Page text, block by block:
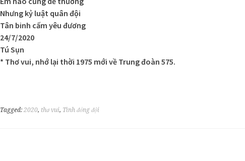
Nhưng kỷ luật quân đội
Tân binh cấm yêu đương
24/7/2020
Tú Sụn
* Thơ vui, nhớ lại thời 1975 mới về Trung đoàn 575.
Tagged: 2020, thơ vui, Tình đồng đội